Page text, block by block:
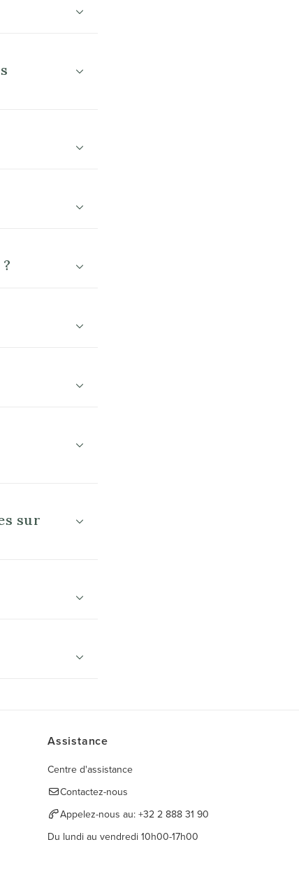
sur
Assistance
Centre d'assistance
Contactez-nous
Appelez-nous au: +32 2 888 31 90
Du lundi au vendredi 10h00-17h00